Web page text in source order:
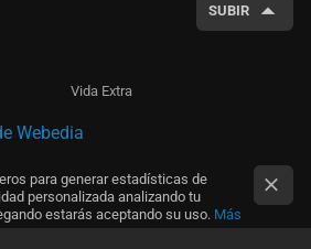
SUBIR
Vida Extra
Webedia
para generar estadísticas de
personalizada analizando tu
estarás aceptando su uso. Más